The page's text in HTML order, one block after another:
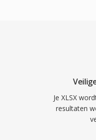
Je XLSX
resultaten